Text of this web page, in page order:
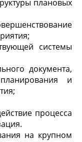
плановых
системы
документа,
и
процесса
на крупном